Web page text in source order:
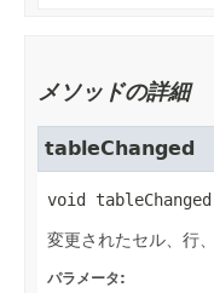
メソッドの詳細
tableChanged
void tableChanged
変更されたセル、行
パラメータ: